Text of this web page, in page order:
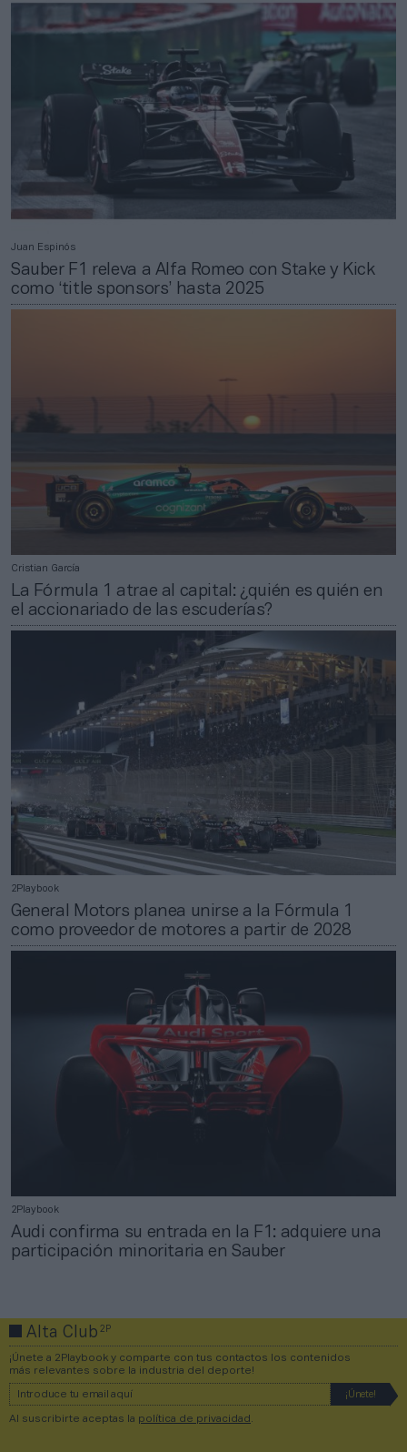
Juan Espinós
Sauber F1 releva a Alfa Romeo con Stake y Kick
como ‘title sponsors’ hasta 2025
Cristian García
La Fórmula 1 atrae al capital: ¿quién es quién en
el accionariado de las escuderías?
2Playbook
General Motors planea unirse a la Fórmula 1
como proveedor de motores a partir de 2028
2Playbook
Audi confirma su entrada en la F1: adquiere una
participación minoritaria en Sauber
Alta Club2P
¡Únete a 2Playbook y comparte con tus contactos los contenidos
más relevantes sobre la industria del deporte!
Al suscribirte aceptas la política de privacidad .